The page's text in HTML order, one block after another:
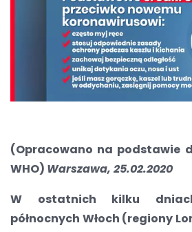
(Opracowano na podstawie
WHO) Warszawa, 25.02.2020
W ostatnich kilku
północnych Włoch (regiony